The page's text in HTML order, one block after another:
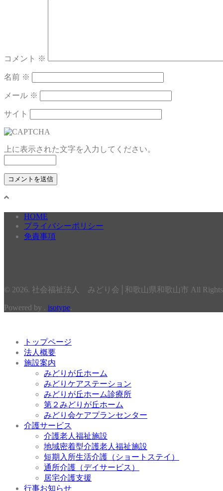
コメント ※
名前 ※
メール ※
サイト
上に表示された文字を入力してください。
HOME
プライバシーポリシー
免責事項
© 2026. 社会福祉法人 みどり会│和歌山県和歌山市 All Rights
Powered by . isotype.
トップページ
法人概要
施設案内
みどりが丘ホーム
みどりケアステーション
みどりが丘ホーム診療所
第２みどりが丘ホーム
みどり会ケアプランセンター
介護サービス
介護老人福祉施設
地域密着型介護老人福祉施設
短期入所生活介護（ショートステイ）
通所介護（デイサービス）
居宅介護支援
行事お知らせ